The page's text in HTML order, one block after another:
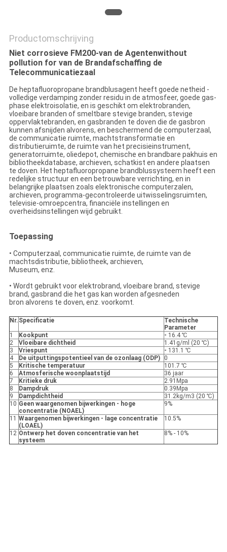
Productomschrijving
Niet corrosieve FM200-van de Agentenwithout
pollution for van de Brandafschaffing de
Telecommunicatiezaal
De heptafluoropropane brandblusagent heeft goede netheid -
volledige verdamping zonder residu in de atmosfeer, goede gas-
phase elektroisolatie, en is geschikt om elektrobranden,
vloeibare branden of smeltbare stevige branden, stevige
oppervlaktebranden, en gasbranden te doven die de gasbron
kunnen afsnijden alvorens, en beschermend de computerzaal,
de communicatie ruimte, machtstransformatie en
distributieruimte, de ruimte van het precisieinstrument,
generatorruimte, oliedepot, chemische en brandbare pakhuis en
bibliotheekdatabase, archieven, schatkist en andere plaatsen
te doven. Het heptafluoropropane brandblussysteem heeft een
redelijke structuur en een betrouwbare verrichting, en in
belangrijke plaatsen zoals elektronische computerzalen,
archieven, programma-gecontroleerde uitwisselingsruimten,
televisie-omroepcentra, financiële instellingen en
overheidsinstellingen wijd gebruikt.
Toepassing
• Computerzaal, communicatie ruimte, de ruimte van de
machtsdistributie, bibliotheek, archieven,
Museum, enz.
• Wordt gebruikt voor elektrobrand, vloeibare brand, stevige
brand, gasbrand die het gas kan worden afgesneden
bron alvorens te doven, enz. voorkomt.
Nr. Specificatie
Technische
Parameter
1
Kookpunt - 16.4 ℃
2
Vloeibare dichtheid
1.41g/ml (20 ℃)
3
Vriespunt - 131.1 ℃
4
De uitputtingspotentieel van de ozonlaag (ODP)
0
5
Kritische temperatuur
101.7 ℃
6
Atmosferische woonplaatstijd
36 jaar
7
Kritieke druk
2.91Mpa
8
Dampdruk
0.39Mpa
9
Dampdichtheid
31.2kg/m3 (20 ℃)
10 Geen waargenomen bijwerkingen - hoge
concentratie (NOAEL)
9%
11 Waargenomen bijwerkingen - lage concentratie
(LOAEL)
10.5%
12 Ontwerp het doven concentratie van het
systeem
8% - 10%